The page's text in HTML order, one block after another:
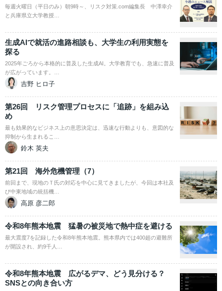
毎週火曜日（平日のみ）朝9時～、リスク対策.com編集長 中澤幸介
と兵庫県立大学教授…
生成AIで就活の進路相談も、大学生の利用実態を
探る
2025年ごろから本格的に普及した生成AI。大学教育でも、急速に普及
が広がっています。…
吉野 ヒロ子
第26回 リスク管理プロセスに「追跡」を組み込
め
最も効果的なビジネス上の意思決定は、迅速な行動よりも、意図的な
抑制から生まれるこ…
鈴木 英夫
第21回 海外危機管理（7）
前回まで、現地のＴ氏の対応を中心に見てきましたが、今回は本社及
び中東地域の統括機…
高原 彦二郎
令和8年熊本地震 猛暑の被災地で熱中症を避ける
最大震度7を記録した令和8年熊本地震。熊本県内では400超の避難所
が開設され、約9千人…
令和8年熊本地震 広がるデマ、どう見分ける？
SNSとの向き合い方